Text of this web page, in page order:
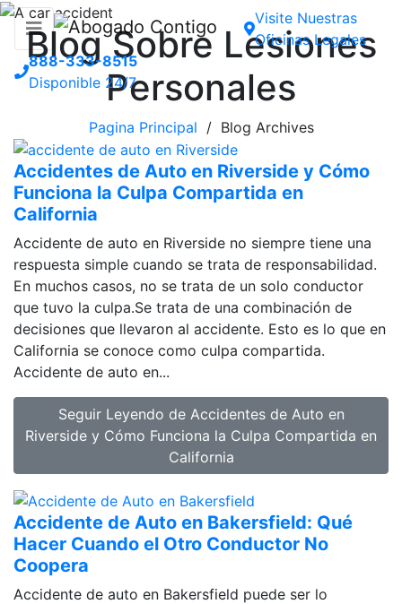
Visite Nuestras
Oficinas Legales
888-333-8515
Disponible 24/7
Blog Sobre Lesiones
Personales
Pagina Principal / Blog Archives
Accidentes de Auto en Riverside y Cómo
Funciona la Culpa Compartida en
California
Accidente de auto en Riverside no siempre tiene una
respuesta simple cuando se trata de responsabilidad.
En muchos casos, no se trata de un solo conductor
que tuvo la culpa.Se trata de una combinación de
decisiones que llevaron al accidente. Esto es lo que en
California se conoce como culpa compartida.
Accidente de auto en...
Seguir Leyendo de Accidentes de Auto en
Riverside y Cómo Funciona la Culpa Compartida en
California
Accidente de Auto en Bakersfield: Qué
Hacer Cuando el Otro Conductor No
Coopera
Accidente de auto en Bakersfield puede ser lo